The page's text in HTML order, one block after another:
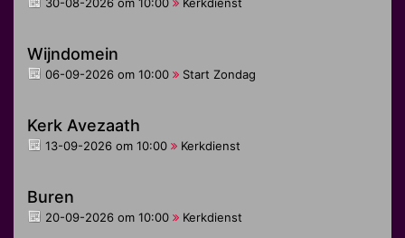
Wijndomein
06-09-2026 om 10:00 Start Zondag
Kerk Avezaath
13-09-2026 om 10:00 Kerkdienst
Buren
20-09-2026 om 10:00 Kerkdienst